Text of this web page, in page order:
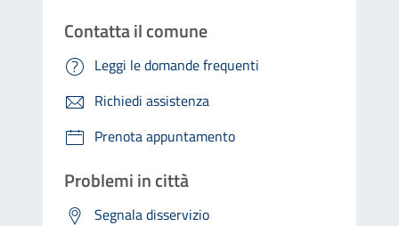
Contatta il comune
Leggi le domande frequenti
Richiedi assistenza
Prenota appuntamento
Problemi in città
Segnala disservizio